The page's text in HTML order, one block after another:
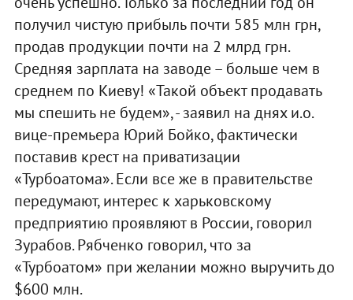
получил чистую прибыль почти 585 млн грн,
продав продукции почти на 2 млрд грн.
Средняя зарплата на заводе – больше чем в
среднем по Киеву! «Такой объект продавать
мы спешить не будем», - заявил на днях и.о.
вице-премьера Юрий Бойко, фактически
поставив крест на приватизации
«Турбоатома». Если все же в правительстве
передумают, интерес к харьковскому
предприятию проявляют в России, говорил
Зурабов. Рябченко говорил, что за
«Турбоатом» при желании можно выручить до
$600 млн.